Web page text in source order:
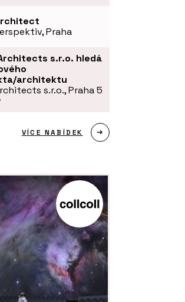
Praha
s.r.o. hledá
architektu
s.r.o., Praha 5
VÍCE NABÍDEK